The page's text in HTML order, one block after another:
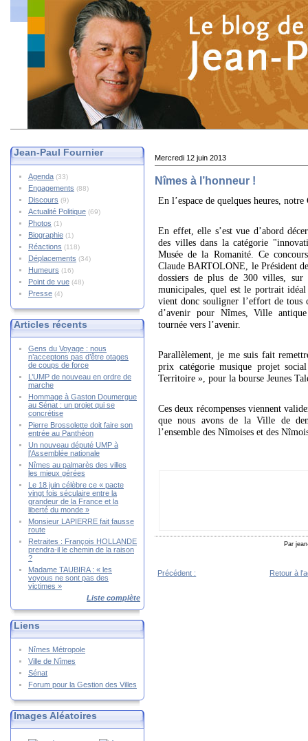
Jean-Paul Fournier
Agenda (33)
Engagements (88)
Discours (9)
Actualité Politique (69)
Photos (1)
Biographie (1)
Réactions (118)
Déplacements (34)
Humeurs (16)
Point de vue (48)
Presse (4)
Articles récents
Gens du Voyage : nous
n’acceptons pas d’être otages
de coups de force
L’UMP de nouveau en ordre de
marche
Hommage à Gaston Doumergue
au Sénat : un projet qui se
concrétise
Pierre Brossolette doit faire son
entrée au Panthéon
Un nouveau député UMP à
l’Assemblée nationale
Nîmes au palmarès des villes
les mieux gérées
Le 18 juin célèbre ce « pacte
vingt fois séculaire entre la
grandeur de la France et la
liberté du monde »
Monsieur LAPIERRE fait fausse
route
Retraites : François HOLLANDE
prendra-il le chemin de la raison
?
Madame TAUBIRA : « les
voyous ne sont pas des
victimes »
Liste complète
Liens
Nîmes Métropole
Ville de Nîmes
Sénat
Forum pour la Gestion des Villes
Images Aléatoires
Mercredi 12 juin 2013
Nîmes à l’honneur !
En l’espace de quelques heures,
En effet, elle s’est vue d’abord
des villes dans la catégorie
Musée de la Romanité. Ce
Claude BARTOLONE, le Président
dossiers de plus de 300 villes,
municipales, quel est le portrait
vient donc souligner l’effort de tous
d’avenir pour Nîmes, Ville
tournée vers l’avenir.
Parallèlement, je me suis fait
prix catégorie musique projet
Territoire », pour la bourse Jeunes
Ces deux récompenses viennent
que nous avons de la Ville de
l’ensemble des Nîmoises et des
Par
Précédent :
Retour à